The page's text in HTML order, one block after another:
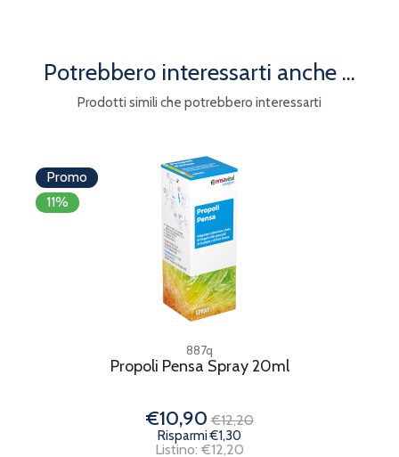
Potrebbero interessarti anche ...
Prodotti simili che potrebbero interessarti
Promo
11%
887q
Propoli Pensa Spray 20ml
€10,90 €12,20
Risparmi €1,30
Listino: €12,20